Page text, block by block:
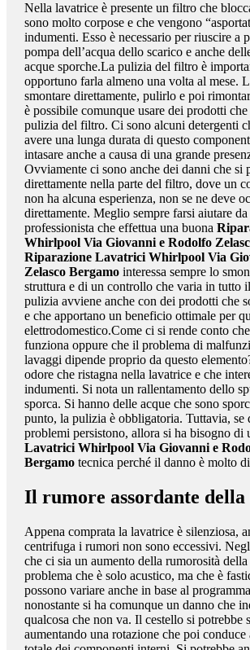
Nella lavatrice è presente un filtro che
sono molto corpose e che vengono
indumenti. Esso è necessario per riuscire a
pompa dell’acqua dello scarico e anche
acque sporche.La pulizia del filtro è
opportuno farla almeno una volta al mese.
smontare direttamente, pulirlo e poi
è possibile comunque usare dei prodotti
pulizia del filtro. Ci sono alcuni detergenti
avere una lunga durata di questo
intasare anche a causa di una grande
Ovviamente ci sono anche dei danni che si
direttamente nella parte del filtro, dove un
non ha alcuna esperienza, non se ne deve
direttamente. Meglio sempre farsi aiutare
professionista che effettua una buona
Whirlpool Via Giovanni e Rodolfo
Riparazione Lavatrici Whirlpool Via
Zelasco Bergamointeressa sempre lo
struttura e di un controllo che varia in tutto
pulizia avviene anche con dei prodotti che
e che apportano un beneficio ottimale per
elettrodomestico.Come ci si rende conto
funziona oppure che il problema di
lavaggi dipende proprio da questo
odore che ristagna nella lavatrice e che
indumenti. Si nota un rallentamento dello
sporca. Si hanno delle acque che sono
punto, la pulizia è obbligatoria. Tuttavia, se
problemi persistono, allora si ha bisogno di
Lavatrici Whirlpool Via Giovanni e
Bergamotecnica perché il danno è molto
Il rumore assordante
Appena comprata la lavatrice è silenziosa,
centrifuga i rumori non sono eccessivi.
che ci sia un aumento della rumorosità
problema che è solo acustico, ma che è
possono variare anche in base al
nonostante si ha comunque un danno che
qualcosa che non va. Il cestello si potrebbe
aumentando una rotazione che poi conduce